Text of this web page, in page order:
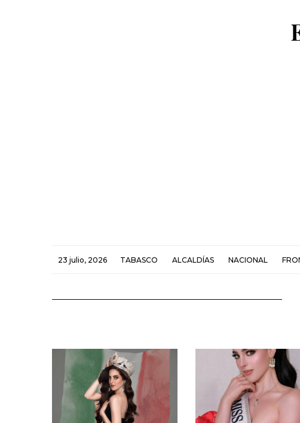
23 julio, 2026 TABASCO ALCALDÍAS NACIONAL